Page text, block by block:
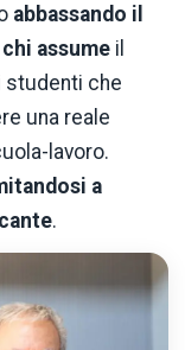
abbassando il
assume il
studenti che
una reale
lavoro.
a
.